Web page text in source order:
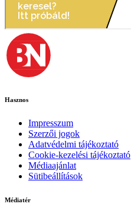
Hasznos
Impresszum
Szerzői jogok
Adatvédelmi tájékoztató
Cookie-kezelési tájékoztató
Médiaajánlat
Sütibeállítások
Médiatér